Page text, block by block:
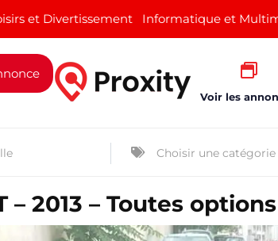
et Divertissement Informatique et
Voir les
– 2013 – Toutes